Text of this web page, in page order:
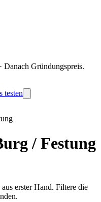
· Danach Gründungspreis.
testen
/ Festung
erster Hand. Filtere die